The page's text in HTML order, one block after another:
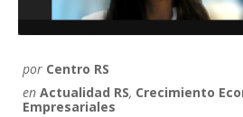
por Centro RS
en Actualidad RS, Crecimiento
Empresariales